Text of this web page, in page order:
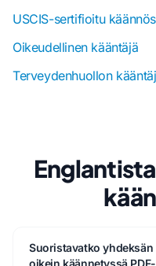
USCIS-sertifioitu käännös
Oikeudellinen kääntäjä
Terveydenhuollon
Suoristavatko